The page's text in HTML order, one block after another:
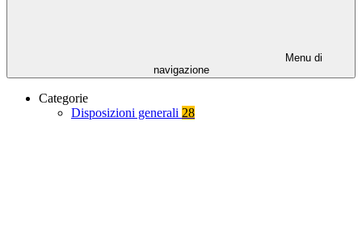
Menu di
navigazione
Categorie
Disposizioni generali 28